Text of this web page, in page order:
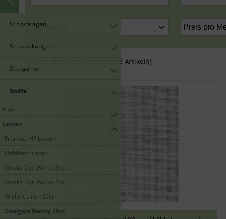
Stickvorlagen
Stickpackungen
Stickgarne
Stoffe
Aida
Leinen
Fremme HF Leinen
Oehlenschläger
Weeks Dye Works 36ct
Weeks Dye Works 40ct
Wichelt Linen 32ct
Zweigart Bantry 28ct
2 Artikeln)